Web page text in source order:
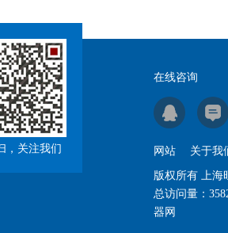
，关注我们
在线咨询
网站 关于我
版权所有 上海
总访问量：
器网